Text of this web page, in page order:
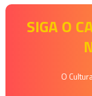
SIGA O
O